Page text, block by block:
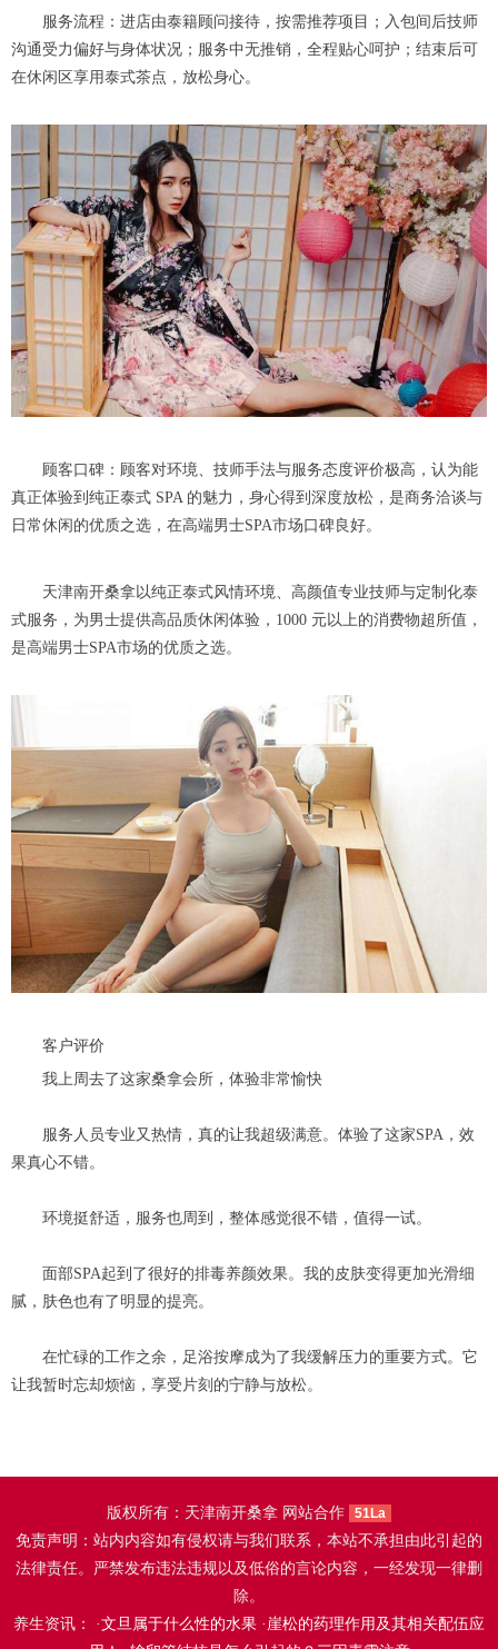
服务流程：进店由泰籍顾问接待，按需推荐项目；入包间后技师
沟通受力偏好与身体状况；服务中无推销，全程贴心呵护；结束后可
在休闲区享用泰式茶点，放松身心。
顾客口碑：顾客对环境、技师手法与服务态度评价极高，认为能
真正体验到纯正泰式 SPA 的魅力，身心得到深度放松，是商务洽谈与
日常休闲的优质之选，在高端男士SPA市场口碑良好。
天津南开桑拿以纯正泰式风情环境、高颜值专业技师与定制化泰
式服务，为男士提供高品质休闲体验，1000 元以上的消费物超所值，
是高端男士SPA市场的优质之选。
客户评价
我上周去了这家桑拿会所，体验非常愉快
服务人员专业又热情，真的让我超级满意。体验了这家SPA，效
果真心不错。
环境挺舒适，服务也周到，整体感觉很不错，值得一试。
面部SPA起到了很好的排毒养颜效果。我的皮肤变得更加光滑细
腻，肤色也有了明显的提亮。
在忙碌的工作之余，足浴按摩成为了我缓解压力的重要方式。它
让我暂时忘却烦恼，享受片刻的宁静与放松。
版权所有：天津南开桑拿 网站合作 51La
免责声明：站内内容如有侵权请与我们联系，本站不承担由此引起的
法律责任。严禁发布违法违规以及低俗的言论内容，一经发现一律删
除。
养生资讯： ·文旦属于什么性的水果 · 崖松的药理作用及其相关配伍应